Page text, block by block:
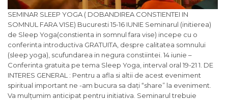
SEMINAR SLEEP YOGA ( DOBANDIREA CONSTIENTEI IN SOMNUL FARA VISE) Bucuresti 15-16 IUNIE Seminarul (initierea) de Sleep Yoga(constienta in somnul fara vise) incepe cu o conferinta introductiva GRATUITA, despre calitatea somnului (sleep yoga), scufundarea in negura constiintei. 14 iunie – Conferinta gratuita pe tema Sleep Yoga, interval oral 19-21 1. DE INTERES GENERAL : Pentru a afla si altii de acest eveniment spiritual important ne -am bucura sa dați “share” la eveniment. Va mulțumim anticipat pentru initiativa. Seminarul trebuie abordat ca un intreg, nu poate fi împărțit pe zile. Ambele zile converg catre eficientizarea maxima a tehnicii. Cele 2 zile de seminar sunt minimul la care poate fi redus un astfel de seminar. Cele 2 zile de seminar au rolul de a ne pregăti pentru tehnica de Sleep Yoga. 2. Programul seminarului de Sleep Yoga : 15 iunie – Seminar Sleep yoga : 9,30-12,30/ pauza de masa/ 14-17 16 iunie – Transmisia : : 9,30-12,30/pauza de masa/14,30-16,30. Atat conferinta cat si seminarul sunt traduse in limba romana. Adresa: Bucuresti Str. Barlogeni nr. 46. Repere : cand veniti dinspre Gara de Nord, dupa ce treceti de stația de metrou Jiului, cca 200 m pe stanga, a doua strada este Birlogeni, pe langa un magazin Maxbet. Cei din provincie puteti dormi la sala cu condiția sa aveti un izopren si un sac de dormit. 3. INTRODUCERE : Scopul nostru este de a oferi tuturor celor interesați invataturi autentice practicate de calugari in manastirile tibetane. Maestrul tibetan Choe-khor Thsang Rinpoche, calugar de pe linia dzogchen Bön, vine în Romania pe data de 14-16 iunie , pentru a ne transmite noi învataturi despre Cele sase Yoga ale lui Naropa. Sleep Yoga este parte integranta dintre cele sase tantra superioare, tantra pe care o vom studia in profunzime in aceasta vara . Tehnica Sleep yoga este despre calitatea somnului si care ne conduce gradat la constienta in timpul somnului profund fara vise. Somnul fara vise reprezinta „negura” din viata noastra deoarece ne pierdem constiinta ori de cate ori intram in starea de somn profund. Aceasta „negura” pare sa fie goala de traire deoarece noi ne identificam cu aspectele grosiere ale mintii. In starea de somn cu vise (dream yoga) mintea noastra este activa, visele ne mentin activi pe toata durata visului, in starea de somn fara vise(sleep yoga) activitatea mintii este suspendata.in acest punct al existentei, mintea se topeste in „natura mintii”. In acest moment apare claritatea, pacea interioara profunda, beatitudinea si dispare „ignoranta”. Paradoxul este ca trecem prin aceasta transformare beatifica de fiecare data cand mergem seara la culcare. In timpul somnului profund mintea si toate structurile noastre energetice si psihologige trec printr-un proces profund de refacere/regenerare. Diferenta dintre somnul sleep yoga (somn profund fara vise ) si dream yoga ( yoga somnului constient cu vise) este cumva o paralela intre calmul cauzat de un element exterior si calmul fara obiect sau suport pentru minte. Raportat la doctrina Dzogchen, dream yoga ( yoga somnului constient cu vise) este o tehnica preliminara deoarece inca lucram cu imagini si vizualizari, in comparatie cu sleep yoga (somn profund fara vise ) unde lucram cu constiinta non-duala. In sleep yoga nu este nimic pe care sa ne concentram atentia. Sleep yoga este o practica care te duce catre adevarata constiinta ce se afla in tine si de care nu esti constient desi o manifesti in orice clipa. Sleep yoga duce gradual la atingerea starii de bardo. Trebuie sa decizi singur care practica ti se potriveste, invataturile Dzogchen mentioneaza permanent importanta de a te cunoaste pe tine insuti, sa-tii stii capacitatile si obstacolele, sa-ti folosesti cunostintele intr-o maniera cat mai benefica si eficienta. Sunt putine persoane care au o lejeritate in a practica sleep yoga, majoritatea trebuie sa inceapa cu dream yoga, etapa pregatitoare pentru marea imersiune in universul nostru interior. Cand practica de dream yoga este desavarsita, constiinta non-duala se manifesta in vis. Asta aduce multa claritate in starea de vis, iar in final visele se topesc in lumina interioara, moment in care intram in starea de sleep yoga (somn profund fara vise ) Un somn profund si regerator ne sporeste claritatea mintii pe parcursul intregii zile. Astfel ca reusim sa fim si mai constienti de noi, de senzatiile pe care le percepem in starea de veghe. Prin practicarea somnului constient, viata noastra zilnica, in lucruri simple, ne ofera o efervescenta a trairilor. In acest punct al evolutiei, descoperi ca timpul tau subiectiv capata extensii noi. Dintr-o data nu mai esti in competitie cu timpul, iar timpul iti devine aliat. Starea de trecut-prezent-viitor se unifica. De ce? Pentru ca in momentul in care dormi constient nu mai rupi lantul constientei si atunci ieri e azi iar azi poate fi si maine. Scopul nostru real in sleep yoga este de a dizolva obscuritatile karmice – care ne impiedica să experimentam existenta noastra ca pe adevarata noastra natura . Practicanti perseverenti incep calatoria spirituala de la „prana”/respiratie si o incheie in starea de detasare(Transcendental Self). Rinpoche Choe-khor Tsang vine de pe o linie autentica cu tehnici nemodificate si care nu au fost adaptate la cerintele societatii noastre de consum. Rinpoche Choe-khor Tsang este un păstrător al tradiție spirituale tibetane, el preda de cca 8 ani in Praga la Universitate stiinte tibetane. Rinpoche Choe-khor Tsang inițiază pe orice om care aspira sa se cunoasca mai mult, sa devina mai calm, mai intelept, mai tenace , mai elevat. 4. BENEFICII : – un somn linistitor, claritatea mintii, posibilitatea de a te autocunoaste, controlul gandurilor, constentizarea gradata a karmei si ardera ei prin dobandirea cunoasteri, dobandirea unei armonii interioare, depasirea unor frici interioare ascunse, imaginatie creativa aplicata, frumusete interioara. Metoda este simpla si poate fi practicata de oricine, nu exista contraindicatii relative la varsta. 5. CUI SE ADRESAZA? Seminarul este structurat in asa fel incat sa poata fi accesibil oricui, indiferent de nivelul de practica atat ca informatie, cat si ca metoda de predare. 6. TAXA DE PARTICIPARE LA SEMINAR : Contribuita pentru cei care participa la seminar si iau inițiere este de 710 lei/persoana (150 euro) Oferta 1: – Achitati suma de 480 lei/persoana pana pe data de 26 martie 2019 si beneficiati de un discount de 230 de lei din valoarea taxei de participarela acest seminar. Oferta 2: Achitati suma de 620 lei/persoana pana pe data de 26 aprilie 2019 si beneficiati de un discount de 900 de lei din valoarea taxei de participarela acest seminar. Vino cu 5 prietenii care au aspirații comune cu tine si poti beneficia de o reducere de 100/%. Daca in prezent întâmpini greutăți financiare, dar ai totusi aspiratie, iti doresti sa practici zilnic la grup si individual si simti o chemare catre astfel de practici milenare de pe aceasta linie, contacteaza-ne telefonic sa găsim solutii impreuna. Contribuția financiară pe care o achitați are lagatura cu costurile de organizare. Comform tradiție orientale, cei care cu Adevarat se simt atinși profund de Învățăturile maestrului, au posibilitate sa faca donații, ca un act unilateral de generozitate, direct lui Choe-khor Thsang Rinpoche dupa sau in timpul celor 3 zile de seminar. Pentru participanții din România, banii se vor vira in contul RO88BTRLRONCRT0437354001 ( cont de lei) . Pentru participanții din străinătate taxa de participare este de 150 EURO si contul de EURO este RO38BTRLEURCRT0437354001. Dupa efectuarea plății va rugam sa trimiteti un mail la adresa office@spiritualitateatantrica.ro cu dovada plății, menționând numele participantilor pentru facturarea taxei de participare si un număr de telefon pentru fiecare participant . Va rugam cand faceti viramentul sa mentionati taxa seminar sleep yoga, intrucat in perioada urmatoare sunt in derulare seminarii de kriya yoga si seminarii de initiere tummo. IMPORTANT PENTRU GRUPURI MAI MARI DE 5 PERSOANE PUTEȚI CERE DISCOUNT pe mail. Dupa inscrierea in baza noastra de date ( cu adresa, nume si nr. de tel.) veti primi in maxim 24 de ore , un mail de confirmare. Numar limitat de locuri -120. 7. UTILE : Cautam oameni de afaceri/persoane generoase, interesate sa ne ofere sprijin financiar consistent. Avem 2 proiecte spirituale prin care vrem sa construim 2 temple spirituale/ centru spiritual pentru organizare de seminarii, initieri si retreaturi. Avem posibilitatea si contacte sa aducem mai multi maestri spirituali autentici pe mai multe linii, insa pentru o reușită pe termen lung si foarte lung un templu/centru spiritual este soluția ideală. In masura in care realizam acest Centru spiritual, putem sa aducem si sa cazam pe perioade lungi de Timp Maeștri spirituali( calugari din India, Nepal si Tibet)care ne pot dezvălui secrete/tehnici milenare si cu care ne putem consulta in practica noastra ori de cate ori avem neclarități pe calea spirituala. – Un centru este un București si unul o sa-l ridicam in centrul țării. Binele pe care il faceti este si va fi apreciat de zeci, sute sau mii de oameni care vor beneficia de cazare, masa, consiliere psihologica, centre de Terapii bazate pe metode tradiționale practicate in mănăstirii si temple tibetane, tehnici de meditatie, prezenta, ghidare si susținerea directa si constanta a maeștrilor Autentici. In plus va puteți implica voluntar si in planurile noastre spirituale de viitor. Un astfel de gest are ca un prin efect o ardere karmică mare, intr-o exprimare din cultura Spirituala tibetana “ duce la acumularea de merite” sau mergând pe cultura indiana “ daca vrei sa faci karma yoga si sa-ti îmbogățești viata construiește scoli, fântâni, spitale, centre de cultura si Spiritualitate” etc. Astfel de lucruri durabile au o influienta pozitivă si multi căutători spirituali sinceri se pot bucura de ele constant. In condițiile in care in România este un interes mare pentru a urma linii spirituale autentice, u